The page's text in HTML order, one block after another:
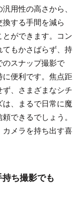
用性の高さから、
する手間を減ら
とができます。コン
てもかさばらず、持
のスナップ撮影で
便利です。焦点距
、さまざまなシチ
は、まるで日常に魔
できるでしょう。
カメラを持ち出す喜
ち撮影でも